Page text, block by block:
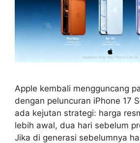
Apple kembali mengguncang
dengan peluncuran iPhone 17
ada kejutan strategi: harga
lebih awal, dua hari sebelum
Jika di generasi sebelumnya